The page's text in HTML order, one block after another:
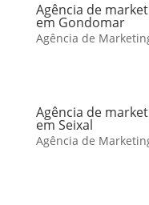
Agência de
em Gondomar
Agência de
Agência de
em Seixal
Agência de